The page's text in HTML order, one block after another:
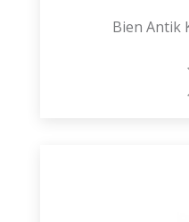
Bien Antik